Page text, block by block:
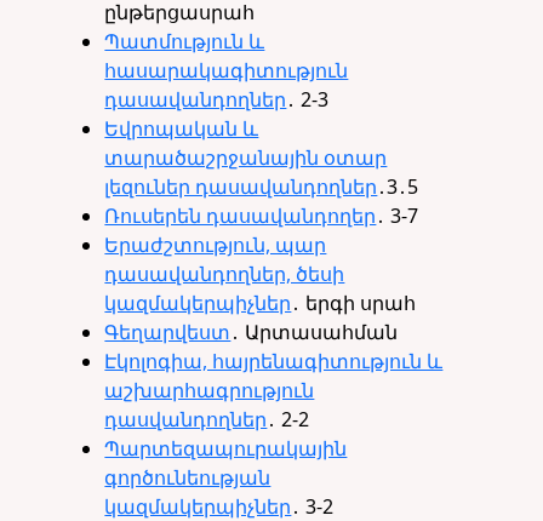
ընթերցասրահ
Պատմություն և
հասարակագիտություն
դասավանդողներ․ 2-3
Եվրոպական և
տարածաշրջանային օտար
լեզուներ դասավանդողներ․3․5
Ռուսերեն դասավանդողեր․ 3-7
Երաժշտություն, պար
դասավանդողներ, ծեսի
կազմակերպիչներ․ երգի սրահ
Գեղարվեստ․ Արտասահման
Էկոլոգիա, հայրենագիտություն և
աշխարհագրություն
դասվանդողներ․ 2-2
Պարտեզապուրակային
գործունեության
կազմակերպիչներ․ 3-2